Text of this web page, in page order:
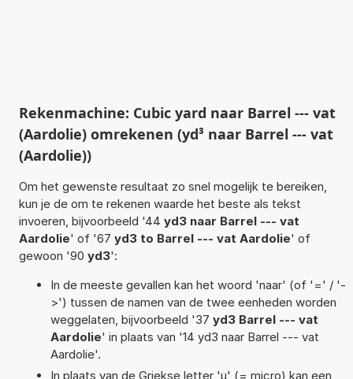
Rekenmachine: Cubic yard naar Barrel --- vat
(Aardolie) omrekenen (yd³ naar Barrel --- vat
(Aardolie))
Om het gewenste resultaat zo snel mogelijk te bereiken,
kun je de om te rekenen waarde het beste als tekst
invoeren, bijvoorbeeld '44 yd3 naar Barrel --- vat
Aardolie' of '67 yd3 to Barrel --- vat Aardolie' of
gewoon '90 yd3':
In de meeste gevallen kan het woord 'naar' (of '=' / '-
>') tussen de namen van de twee eenheden worden
weggelaten, bijvoorbeeld '37 yd3 Barrel --- vat
Aardolie' in plaats van '14 yd3 naar Barrel --- vat
Aardolie'.
In plaats van de Griekse letter 'µ' (= micro) kan een